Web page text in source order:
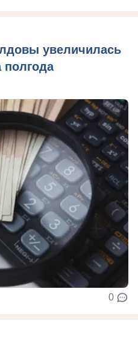
увеличилась
полгода
0